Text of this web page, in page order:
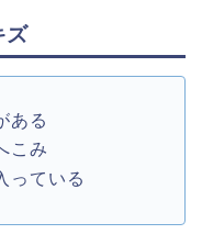
ズ
ある
こみ
っている